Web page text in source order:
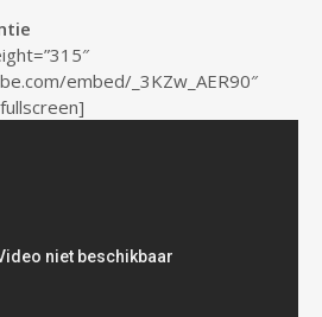
embed/_3KZw_AER90″